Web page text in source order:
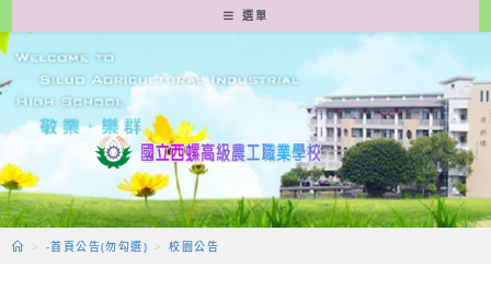
轉
至
要
容
選單
> -首頁公告(勿勾選) > 校園公告